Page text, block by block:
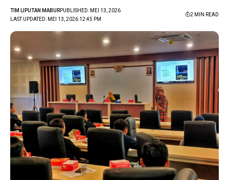
LAST UPDATED: MEI 13, 2026 12:45 PM
TIM LIPUTAN MABURPUBLISHED: MEI 13, 2026
2 MIN READ